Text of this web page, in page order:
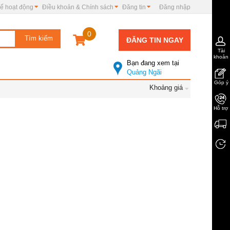
Đăng nhập
Đăng tin
Điều khoản & Chính sách
hoạt động
0
ĐĂNG TIN NGAY
Bạn đang xem tại
Quảng Ngãi
Khoảng giá
Tài
khoản
Góp ý
Hỗ trợ